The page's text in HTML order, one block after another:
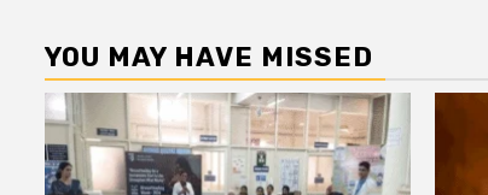
YOU MAY HAVE MISSED